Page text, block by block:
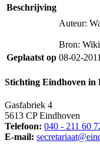
Beschrijving
Auteur:
Bron:
Geplaatst op 08-02-2011
Stichting Eindhoven in
Gasfabriek 4
5613 CP Eindhoven
Telefoon: 040 - 211 60
E-mail: